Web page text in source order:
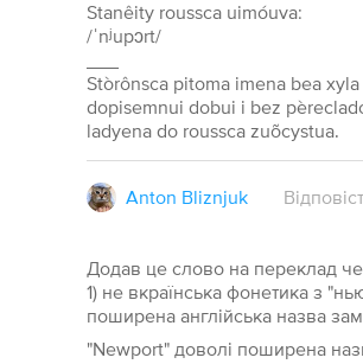
Stanêity roussca uimóuva:
/ˈnʲupɔrt/
Stòrônsca pitoma imena bea
dopisemnui dobui i bez
ladyena do roussca zuõcystua.
Anton Bliznjuk
Додав це слово на переклад
1) не вкраїнська фонетика з
поширена англійська назва
"Newport" доволі поширена